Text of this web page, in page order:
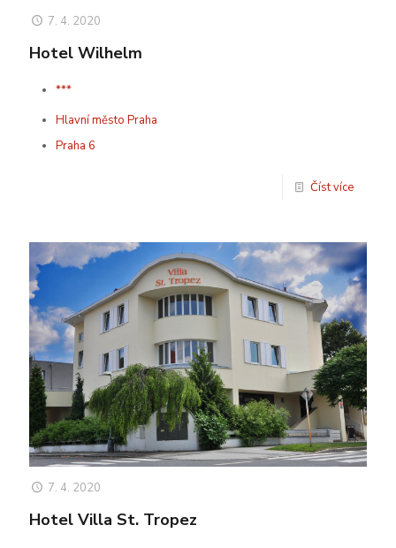
7. 4. 2020
Hotel Wilhelm
***
Hlavní město Praha
Praha 6
Číst více
7. 4. 2020
Hotel Villa St. Tropez